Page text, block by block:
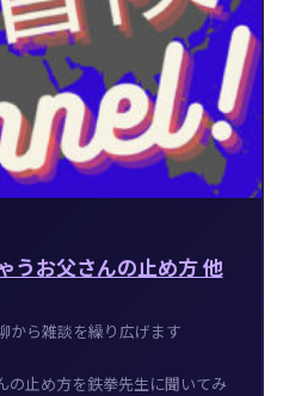
うお父さんの止め方 他
から雑談を繰り広げます
の止め方を鉄拳先生に聞いてみ